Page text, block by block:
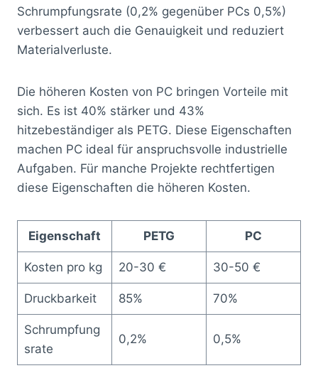
Schrumpfungsrate (0,2% gegenüber PCs 0,5%)
verbessert auch die Genauigkeit und reduziert
Materialverluste.
Die höheren Kosten von PC bringen Vorteile mit
sich. Es ist 40% stärker und 43%
hitzebeständiger als PETG. Diese Eigenschaften
machen PC ideal für anspruchsvolle industrielle
Aufgaben. Für manche Projekte rechtfertigen
diese Eigenschaften die höheren Kosten.
Eigenschaft PETG PC
Kosten pro kg 20-30 € 30-50 €
Druckbarkeit 85% 70%
Schrumpfung
srate
0,2% 0,5%